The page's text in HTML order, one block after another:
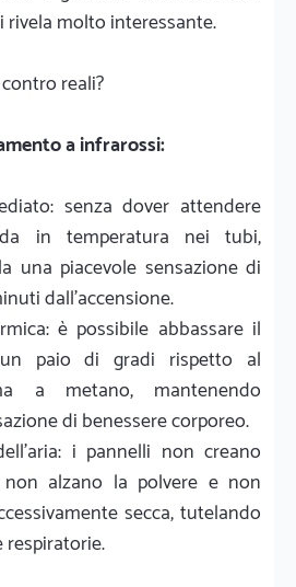
rivela molto interessante.
reali?
a infrarossi:
senza dover attendere
in temperatura nei tubi,
una piacevole sensazione di
dall'accensione.
è possibile abbassare il
paio di gradi rispetto al
a metano, mantenendo
di benessere corporeo.
i pannelli non creano
alzano la polvere e non
secca, tutelando
respiratorie.